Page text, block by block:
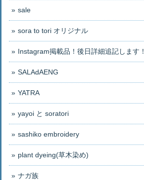
sale
sora to tori オリジナル
Instagram掲載品！後日詳細追記します！
SALAdAENG
YATRA
yayoi と soratori
sashiko embroidery
plant dyeing(草木染め)
ナガ族